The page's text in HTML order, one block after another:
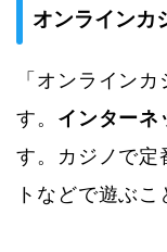
オンラインカ
「オンライン
す。 インターネ
す。カジノで定
トなどで遊ぶこ